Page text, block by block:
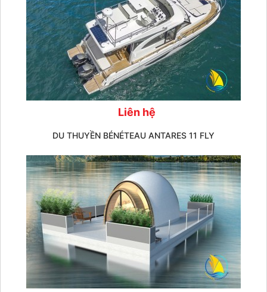
Liên hệ
DU THUYỀN BÉNÉTEAU ANTARES 11 FLY